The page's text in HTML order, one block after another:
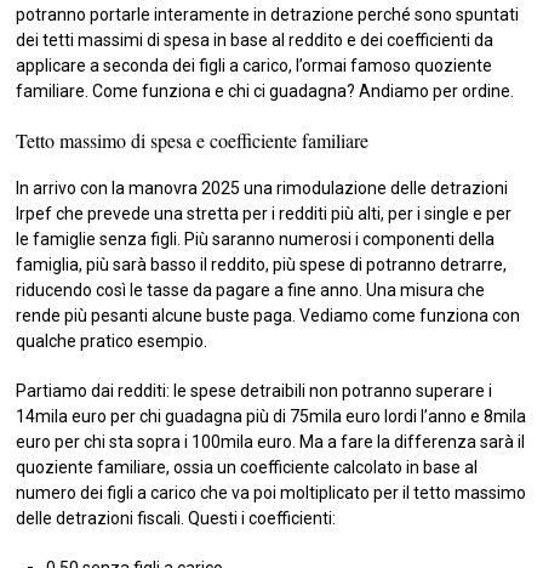
potranno portarle interamente in detrazione perché sono spuntati
dei tetti massimi di spesa in base al reddito e dei coefficienti da
applicare a seconda dei figli a carico, l’ormai famoso quoziente
familiare. Come funziona e chi ci guadagna? Andiamo per ordine.
Tetto massimo di spesa e coefficiente familiare
In arrivo con la manovra 2025 una rimodulazione delle detrazioni
Irpef che prevede una stretta per i redditi più alti, per i single e per
le famiglie senza figli. Più saranno numerosi i componenti della
famiglia, più sarà basso il reddito, più spese di potranno detrarre,
riducendo così le tasse da pagare a fine anno. Una misura che
rende più pesanti alcune buste paga. Vediamo come funziona con
qualche pratico esempio.
Partiamo dai redditi: le spese detraibili non potranno superare i
14mila euro per chi guadagna più di 75mila euro lordi l’anno e 8mila
euro per chi sta sopra i 100mila euro. Ma a fare la differenza sarà il
quoziente familiare, ossia un coefficiente calcolato in base al
numero dei figli a carico che va poi moltiplicato per il tetto massimo
delle detrazioni fiscali. Questi i coefficienti: